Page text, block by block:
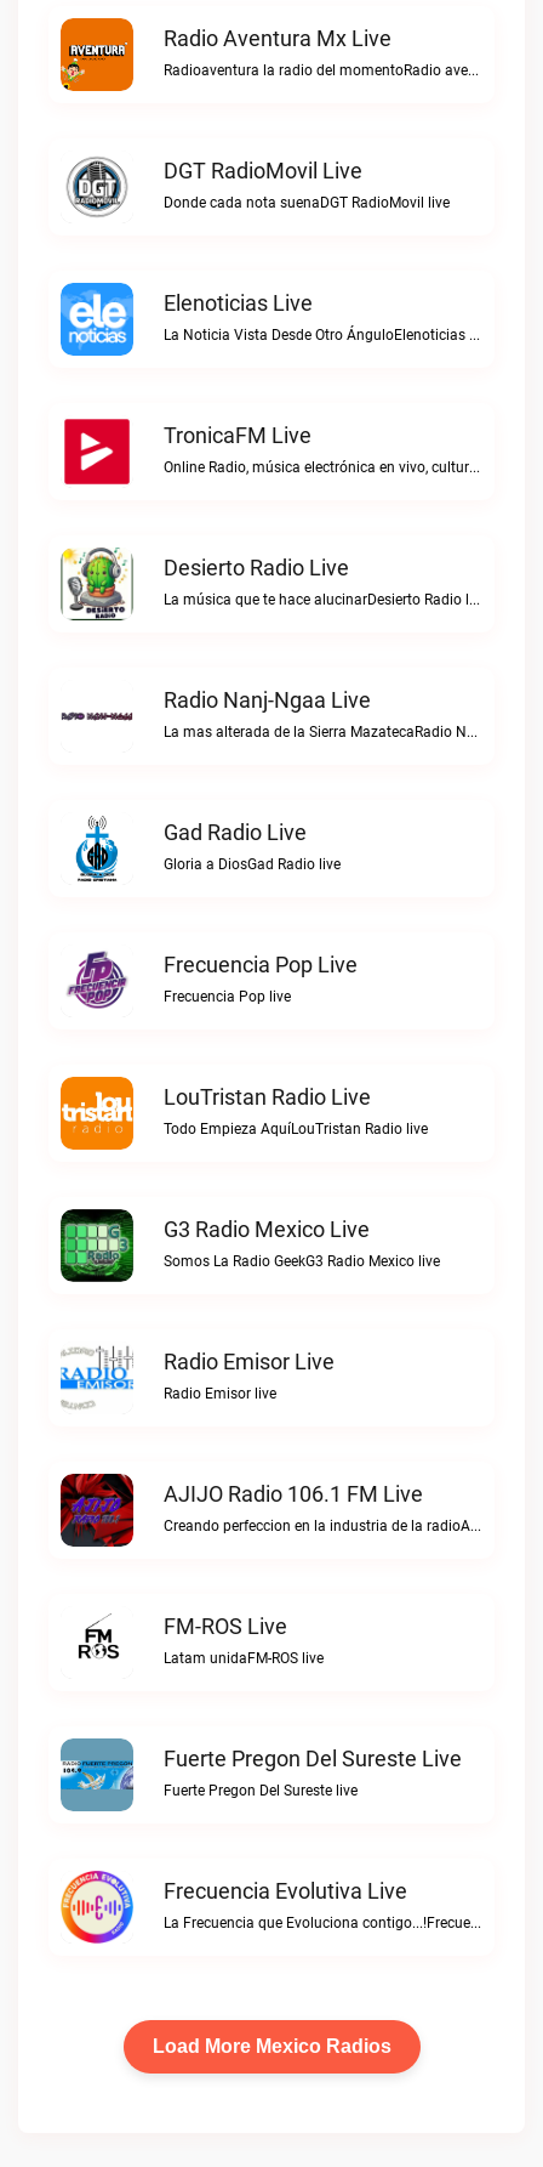
Radio Aventura Mx Live
Radioaventura la radio del momentoRadio aventura mx live
DGT RadioMovil Live
Donde cada nota suenaDGT RadioMovil live
Elenoticias Live
La Noticia Vista Desde Otro ÁnguloElenoticias live
TronicaFM Live
Online Radio, música electrónica en vivo, cultura electrónica, Top 10 semanal, videos, descargasTronicaFM live
Desierto Radio Live
La música que te hace alucinarDesierto Radio live
Radio Nanj-Ngaa Live
La mas alterada de la Sierra MazatecaRadio Nanj-Ngaa live
Gad Radio Live
Gloria a DiosGad Radio live
Frecuencia Pop Live
Frecuencia Pop live
LouTristan Radio Live
Todo Empieza AquíLouTristan Radio live
G3 Radio Mexico Live
Somos La Radio GeekG3 Radio Mexico live
Radio Emisor Live
Radio Emisor live
AJIJO Radio 106.1 FM Live
Creando perfeccion en la industria de la radioAJIJO Radio 106.1 FM live
FM-ROS Live
Latam unidaFM-ROS live
Fuerte Pregon Del Sureste Live
Fuerte Pregon Del Sureste live
Frecuencia Evolutiva Live
La Frecuencia que Evoluciona contigo...!Frecuencia Evolutiva live
Load More Mexico Radios